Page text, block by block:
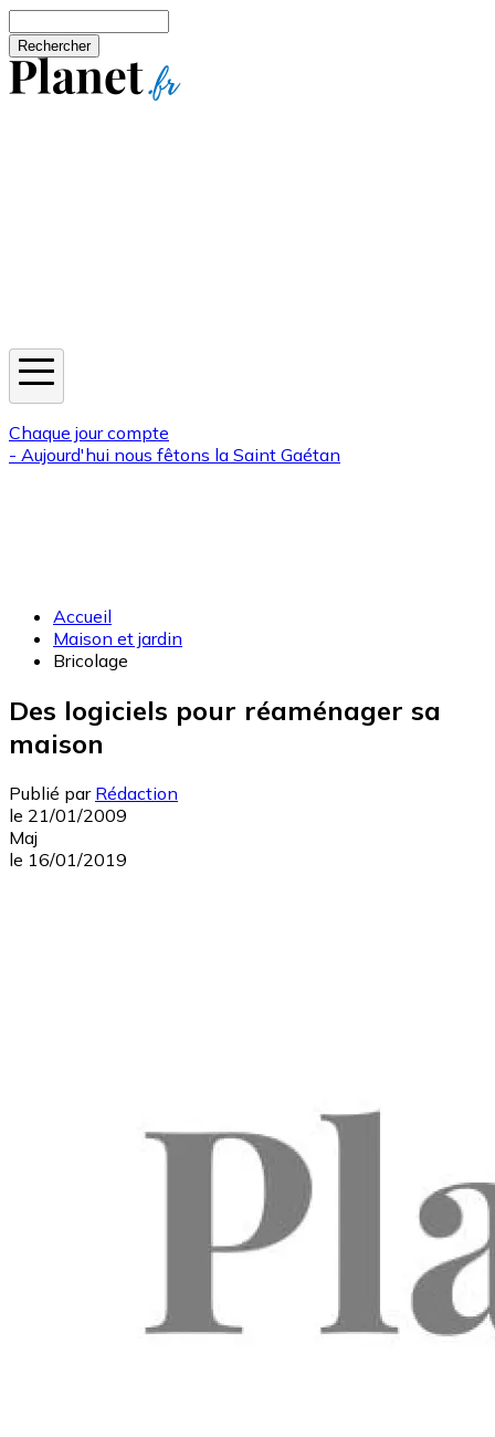
Chaque jour compte
- Aujourd'hui nous fêtons la Saint Gaétan
Accueil
Maison et jardin
Bricolage
Des logiciels pour réaménager sa
maison
Publié par Rédaction
le 21/01/2009
Maj
le 16/01/2019